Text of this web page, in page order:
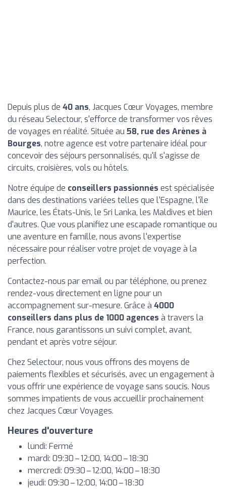
Depuis plus de 40 ans, Jacques Cœur Voyages, membre
du réseau Selectour, s'efforce de transformer vos rêves
de voyages en réalité. Située au 58, rue des Arènes à
Bourges, notre agence est votre partenaire idéal pour
concevoir des séjours personnalisés, qu'il s'agisse de
circuits, croisières, vols ou hôtels.
Notre équipe de conseillers passionnés est spécialisée
dans des destinations variées telles que l'Espagne, l'île
Maurice, les États-Unis, le Sri Lanka, les Maldives et bien
d'autres. Que vous planifiez une escapade romantique ou
une aventure en famille, nous avons l'expertise
nécessaire pour réaliser votre projet de voyage à la
perfection.
Contactez-nous par email ou par téléphone, ou prenez
rendez-vous directement en ligne pour un
accompagnement sur-mesure. Grâce à 4000
conseillers dans plus de 1000 agences à travers la
France, nous garantissons un suivi complet, avant,
pendant et après votre séjour.
Chez Selectour, nous vous offrons des moyens de
paiements flexibles et sécurisés, avec un engagement à
vous offrir une expérience de voyage sans soucis. Nous
sommes impatients de vous accueillir prochainement
chez Jacques Cœur Voyages.
Heures d'ouverture
lundi: Fermé
mardi: 09:30 – 12:00, 14:00 – 18:30
mercredi: 09:30 – 12:00, 14:00 – 18:30
jeudi: 09:30 – 12:00, 14:00 – 18:30